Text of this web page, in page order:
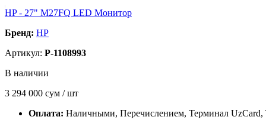
HP - 27" M27FQ LED Монитор
Бренд: HP
Артикул: P-1108993
В наличии
3 294 000 сум / шт
Оплата: Наличными, Перечислением, Терминал